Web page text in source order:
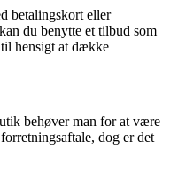
betalingskort eller
du benytte et tilbud som
hensigt at dække
behøver man for at være
dog er det